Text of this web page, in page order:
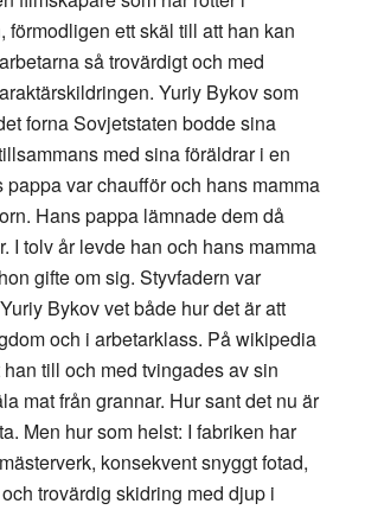
förmodligen ett skäl till att han kan
så trovärdigt och med
Yuriy Bykov som
forna Sovjetstaten bodde sina
med sina föräldrar i en
pappa var chaufför och hans mamma
Hans pappa lämnade dem då
I tolv år levde han och hans mamma
gifte om sig. Styvfadern var
Bykov vet både hur det är att
och i arbetarklass. På wikipedia
till och med tvingades av sin
mat från grannar. Hur sant det nu är
Men hur som helst: I fabriken har
konsekvent snyggt fotad,
trovärdig skidring med djup i